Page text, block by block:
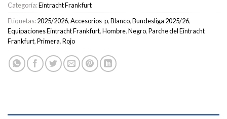
Categoría:Eintracht Frankfurt
Etiquetas:2025/2026,Accesorios-p,Blanco,Bundesliga 2025/26,
Equipaciones Eintracht Frankfurt,Hombre,Negro,Parche del Eintracht
Frankfurt,Primera,Rojo